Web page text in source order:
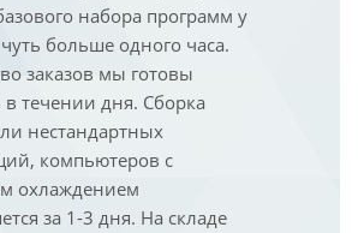
набора программ у
больше одного часа.
заказов мы готовы
течении дня. Сборка
нестандартных
компьютеров с
охлаждением
за 1-3 дня. На складе